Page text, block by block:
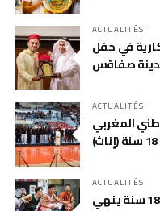
ACTUALITÉS
في حفل
صفاقس
ACTUALITÉS
المغربي
ACTUALITÉS
المنتخب الوطني المغربي لأقل من 18 سنة ينهي